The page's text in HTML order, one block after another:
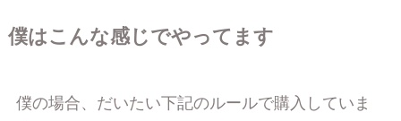
僕はこんな感じでやってます
僕の場合、だいたい下記のルールで購入していま